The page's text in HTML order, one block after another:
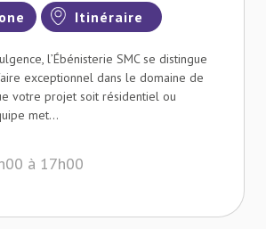
Itinéraire
l’Ébénisterie SMC se distingue
exceptionnel dans le domaine de
votre projet soit résidentiel ou
met...
à 17h00